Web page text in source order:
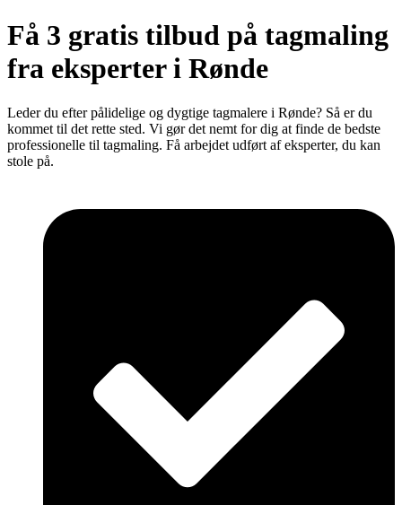
Få 3 gratis tilbud på tagmaling
fra eksperter i Rønde
Leder du efter pålidelige og dygtige tagmalere i Rønde? Så er du
kommet til det rette sted. Vi gør det nemt for dig at finde de bedste
professionelle til tagmaling. Få arbejdet udført af eksperter, du kan
stole på.